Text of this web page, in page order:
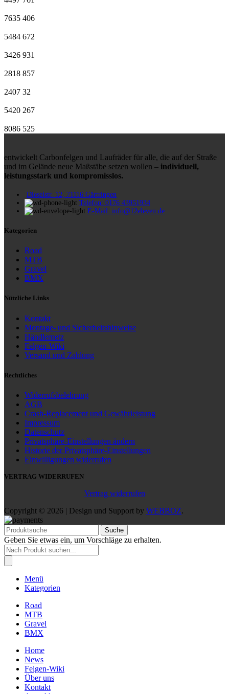
7635 406
5484 672
3426 931
2818 857
2407 32
5420 267
8086 525
entwickelt Carbonfelgen und Laufräder für alle, die auf der Straße
und im Gelände neue Maßstäbe setzen wollen – individuell,
leistungsstark und kompromisslos.
Dieselstr. 12, 71116 Gärtringen
Telefon: 0176 43951934
E-Mail: info@12eleven.de
Kategorien
Road
MTB
Gravel
BMX
Nützliche Links
Kontakt
Montage- und Sicherheitshinweise
Händlernetz
Felgen-Wiki
Versand und Zahlung
Rechtliches
Widerrufsbelehrung
AGB
Crash-Replacement und Gewährleistung
Impressum
Datenschutz
Privatsphäre-Einstellungen ändern
Historie der Privatsphäre-Einstellungen
Einwilligungen widerrufen
VERTRAG WIDERRUFEN
Vertrag widerrufen
Copyright © 2026 | Design und Support by WEBBOZ.
Suche
Geben Sie etwas ein, um Vorschläge zu erhalten.
Products
search
Menü
Kategorien
Road
MTB
Gravel
BMX
Home
News
Felgen-Wiki
Über uns
Kontakt